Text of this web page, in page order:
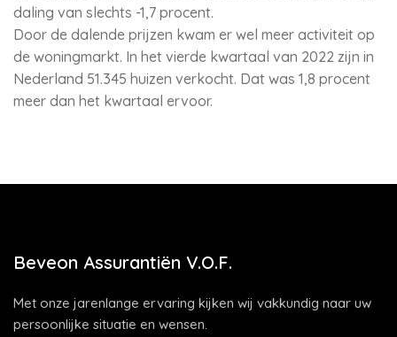
daling van slechts -1,7 procent.
Door de dalende prijzen kwam er wel meer activiteit op
de woningmarkt. In het vierde kwartaal van 2022 zijn in
Nederland 51.345 huizen verkocht. Dat was 1,8 procent
meer dan het kwartaal ervoor.
Beveon Assurantiën V.O.F.
Met onze jarenlange ervaring kijken wij vakkundig naar uw
persoonlijke situatie en wensen.